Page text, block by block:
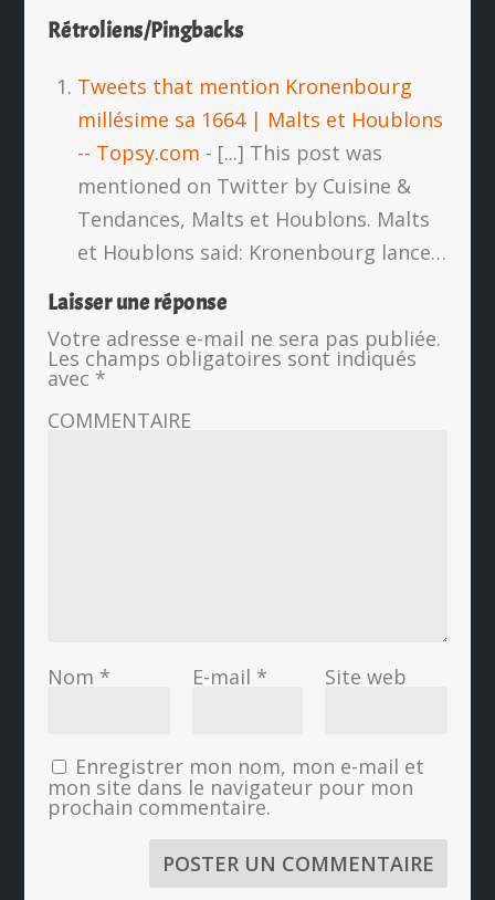
Rétroliens/Pingbacks
Tweets that mention Kronenbourg
millésime sa 1664 | Malts et Houblons
-- Topsy.com - [...] This post was
mentioned on Twitter by Cuisine &
Tendances, Malts et Houblons. Malts
et Houblons said: Kronenbourg lance…
Laisser une réponse
Votre adresse e-mail ne sera pas publiée.
Les champs obligatoires sont indiqués
avec *
COMMENTAIRE
Nom * E-mail * Site web
Enregistrer mon nom, mon e-mail et
mon site dans le navigateur pour mon
prochain commentaire.